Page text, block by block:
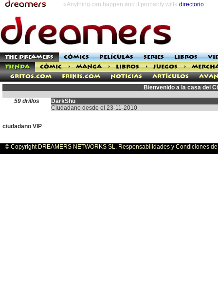
«Anything can happen and it probably will» directorio
THE DREAMERS CÓMICS PELÍCULAS SERIES LIBROS
TIENDA
CÓMIC > MANGA > LIBROS > JUEGOS >
Gritos.com
Frikis.com Noticias Artículos
Bienvenido a la casa del
59 drillos
DarkShu
Ciudadano desde el 23-11-2010
ciudadano VIP
© Copyright DREAMERS NETWORKS SL. Responsabilidades y Condiciones